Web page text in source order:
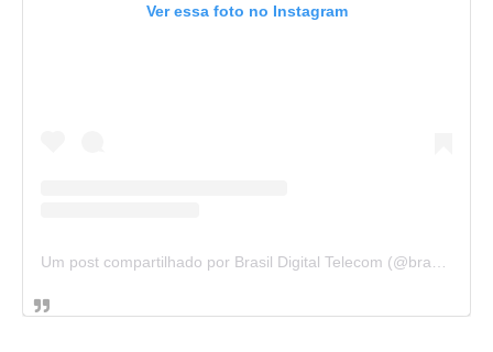
Ver essa foto no Instagram